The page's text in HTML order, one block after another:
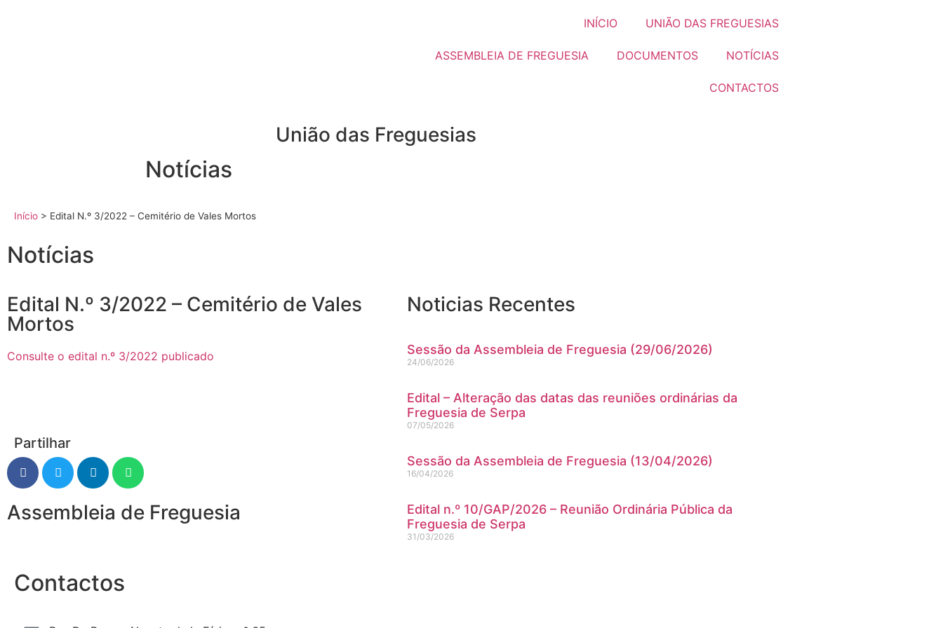
INÍCIO UNIÃO DAS FREGUESIAS
ASSEMBLEIA DE FREGUESIA DOCUMENTOS NOTÍCIAS
CONTACTOS
União das Freguesias
Notícias
Início > Edital N.º 3/2022 – Cemitério de Vales Mortos
Notícias
Edital N.º 3/2022 – Cemitério de Vales
Mortos
Consulte o edital n.º 3/2022 publicado
Partilhar
Assembleia de Freguesia
Noticias Recentes
Sessão da Assembleia de Freguesia (29/06/2026)
24/06/2026
Edital – Alteração das datas das reuniões ordinárias da
Freguesia de Serpa
07/05/2026
Sessão da Assembleia de Freguesia (13/04/2026)
16/04/2026
Edital n.º 10/GAP/2026 – Reunião Ordinária Pública da
Freguesia de Serpa
31/03/2026
Contactos